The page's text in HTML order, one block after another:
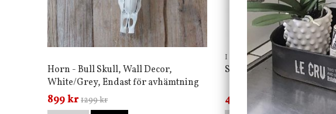
Horn - Bull Skull, Wall Decor,
White/Grey, Endast för avhämtning
899 kr 1299 kr
I am Interior
Skyltar 4-mix, Aluminium
45 kr 125 kr